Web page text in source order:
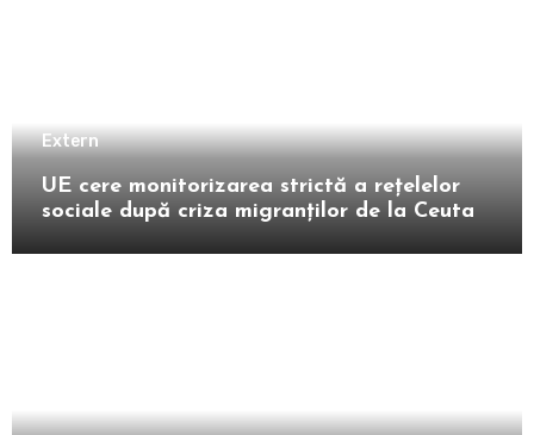
Extern
UE cere monitorizarea strictă a rețelelor
sociale după criza migranților de la Ceuta